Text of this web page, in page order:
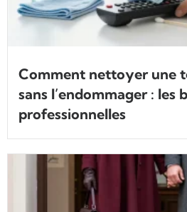
Comment nettoyer une
sans l’endommager : les
professionnelles